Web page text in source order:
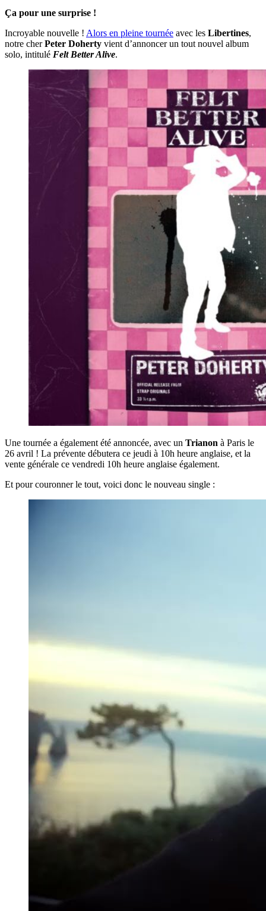
Ça pour une surprise !
Incroyable nouvelle ! Alors en pleine tournée avec les Libertines,
notre cherPeter Doherty vient d’annoncer un tout nouvel album
solo, intitulé Felt Better Alive.
Une tournée a également été annoncée, avec un Trianon à Paris le
26 avril ! La prévente débutera ce jeudi à 10h heure anglaise, et la
vente générale ce vendredi 10h heure anglaise également.
Et pour couronner le tout, voici donc le nouveau single :